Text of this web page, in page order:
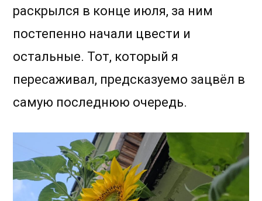
раскрылся в конце июля, за ним
постепенно начали цвести и
остальные. Тот, который я
пересаживал, предсказуемо зацвёл в
самую последнюю очередь.